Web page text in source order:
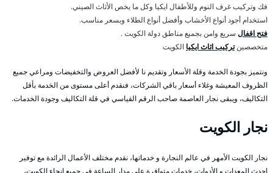
فك وتركيب غرف النوم وللأطفال ايكيا وكل ما يخص الأثاث الصيني.
استخدام أجود أنواع الأخشاب وأفضل أنواع الطلاء وبسعر مناسب.
فتح اقفال سريع وامن بجميع مناطق دولة الكويت .
متخصصينتركيب اثاث ايكيا الكويت
ونتميز بجودة الخدمة وقلة الأسعار وتقديم نا لأفضل العروض والتخفيضات ومراعي جميع
الظروف المعيشة وغلاء أسعار باقي الشركات، فنقدم أعلى مستوى من الخدمة بأقل
التكاليف، ويبقى نجار العاصمة صاحب الرقم القياسي في قلة التكاليف وجودة الخدمات.
نجار الكويت
نجار الكويت الأمهر في عالم النجارة و خدماتها، نقدم مختلف الأعمال الرائدة مع توفير
احدث المعدات و الأدوات، خدمات متوافرة على مدار الساعة في جميع انحاء الكويت،